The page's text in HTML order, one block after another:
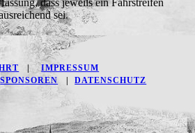
dass jeweils ein Fahrstreifen
sei.
|IMPRESSUM
SPONSOREN |DATENSCHUTZ